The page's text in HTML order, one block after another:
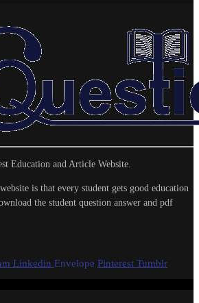
Education and Article Website.
is that every student gets good education
the student question answer and pdf
Linkedin Envelope Pinterest Tumblr